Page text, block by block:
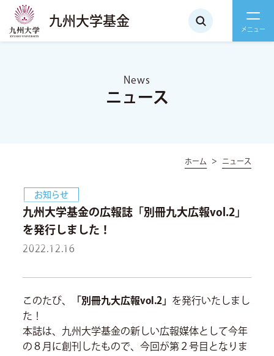
九州大学基金
News
ニュース
ホーム ニュース
お知らせ
九州大学基金の広報誌「別冊九大広報vol.2」
を発行しました！
2022.12.16
このたび、 「別冊九大広報vol.2」 を発行いたしまし
た！
本誌は、九州大学基金の新しい広報媒体として今年
の８月に創刊したもので、今回が第２号目となりま